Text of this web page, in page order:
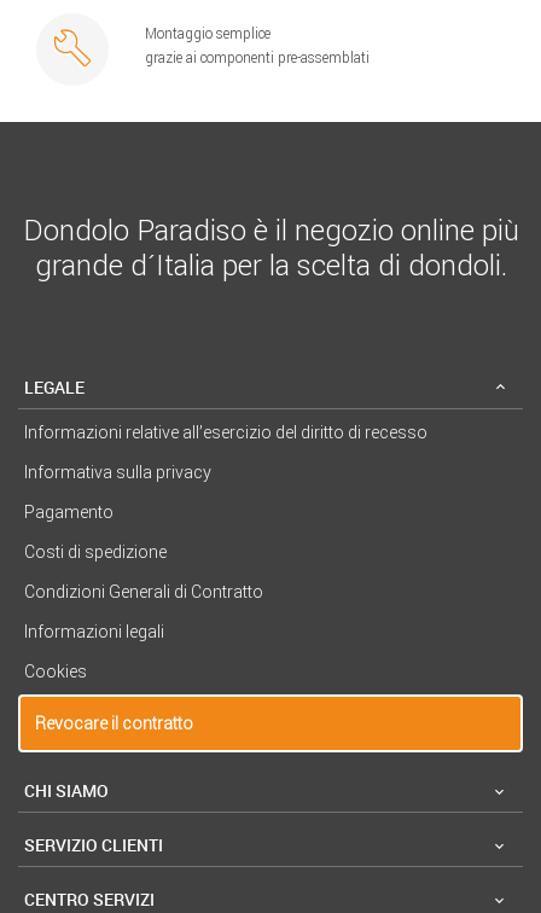
Montaggio semplice
grazie ai componenti pre-assemblati
Dondolo Paradiso è il negozio online più
grande d´Italia per la scelta di dondoli.
LEGALE
Informazioni relative all’esercizio del diritto di recesso
Informativa sulla privacy
Pagamento
Costi di spedizione
Condizioni Generali di Contratto
Informazioni legali
Cookies
Revocare il contratto
CHI SIAMO
SERVIZIO CLIENTI
CENTRO SERVIZI